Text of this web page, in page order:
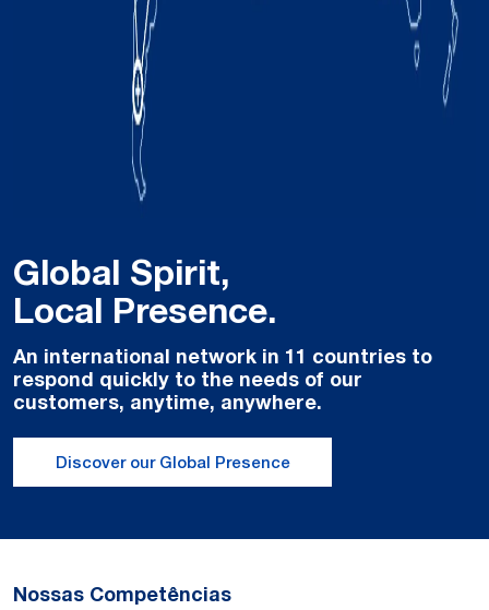
Global Spirit,
Local Presence.
An international network in 11 countries to
respond quickly to the needs of our
customers, anytime, anywhere.
Discover our Global Presence
Nossas Competências